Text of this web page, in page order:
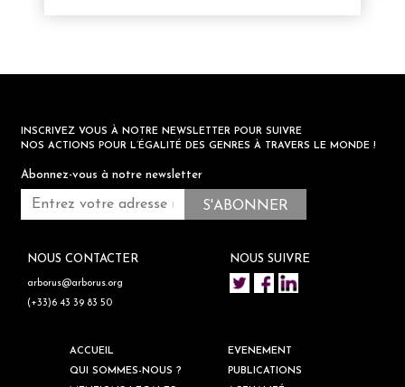
INSCRIVEZ VOUS À NOTRE NEWSLETTER POUR SUIVRE
NOS ACTIONS POUR L’ÉGALITÉ DES GENRES À TRAVERS LE MONDE !
Abonnez-vous à notre newsletter
NOUS CONTACTER
arborus@arborus.org
(+33)6 43 39 83 50
NOUS SUIVRE
ACCUEIL
EVENEMENT
QUI SOMMES-NOUS ?
PUBLICATIONS